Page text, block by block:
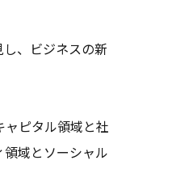
、ビジネスの新
ピタル領域と社
域とソーシャル